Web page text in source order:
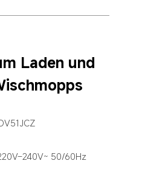
Laden und
50/60Hz